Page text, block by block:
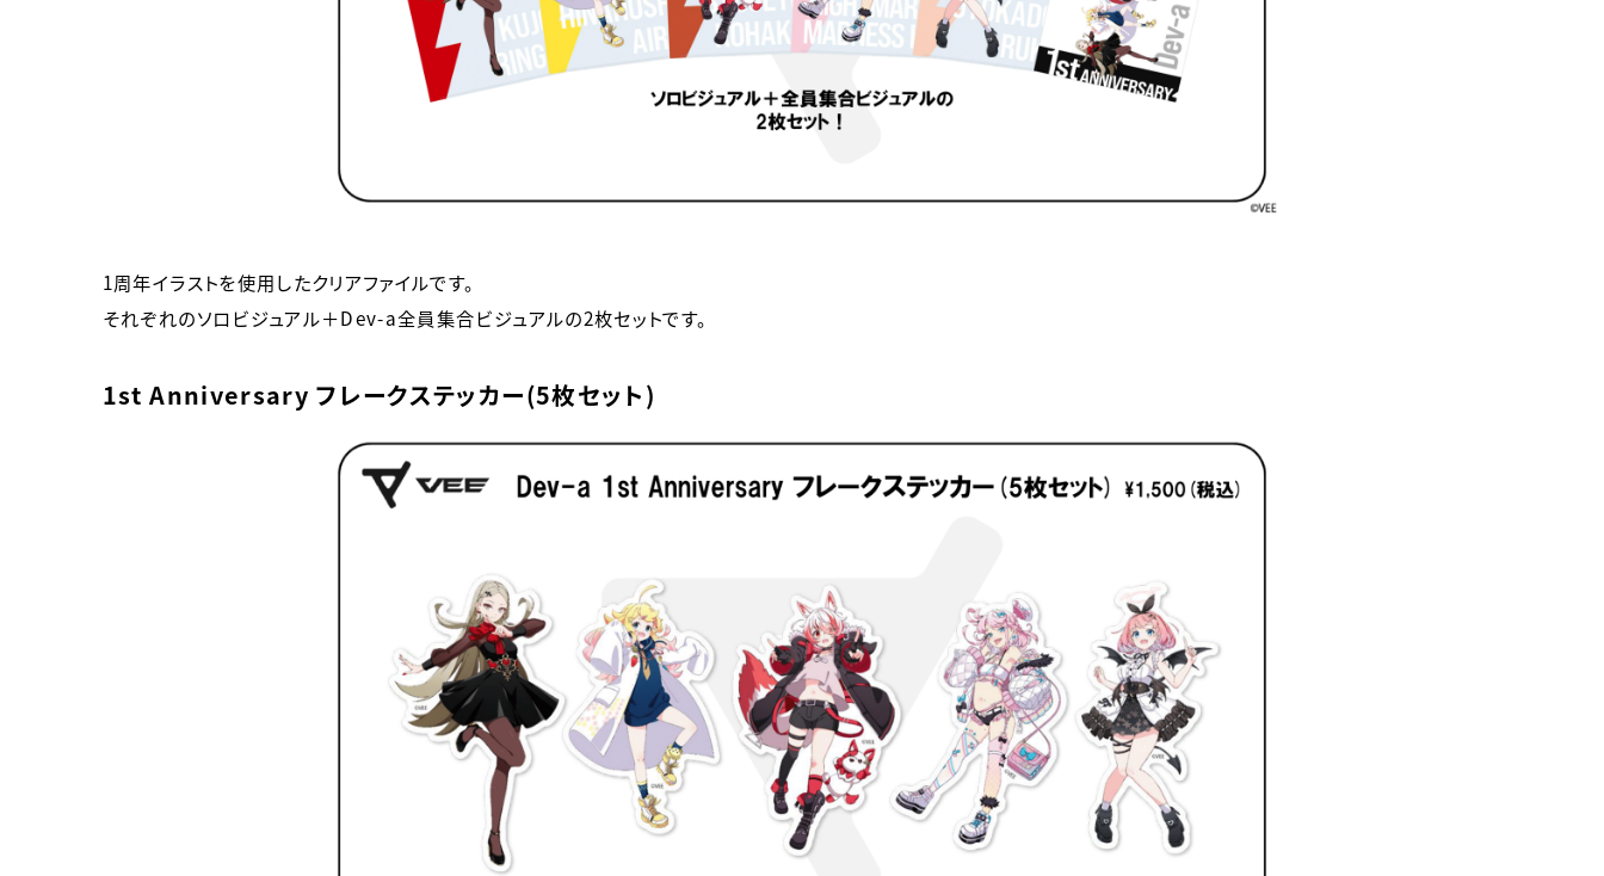
1周年イラストを使用したクリアファイルです。
それぞれのソロビジュアル＋Dev-a全員集合ビジュアルの2枚セットです。
1st Anniversary フレークステッカー(5枚セット)